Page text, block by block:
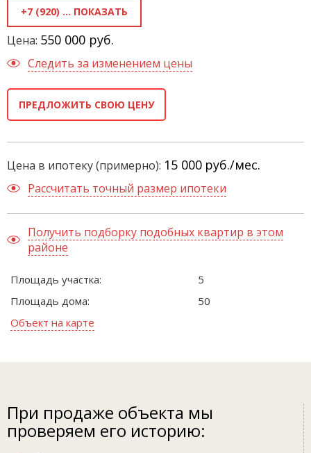
+7 (920) 289-39-99
Цена: 550 000 руб.
Следить за изменением цены
ПРЕДЛОЖИТЬ СВОЮ ЦЕНУ
Цена в ипотеку (примерно): 15 000 руб./мес.
Рассчитать точный размер ипотеки
Получить подборку подобных квартир в этом
районе
Площадь участка:
5
Площадь дома:
50
Объект на карте
При продаже объекта мы
проверяем его историю: